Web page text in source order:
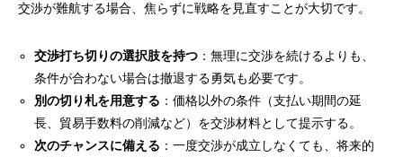
交渉が難航する場合、焦らずに戦略を見直すことが大切です。
交渉打ち切りの選択肢を持つ ：無理に交渉を続けるよりも、
条件が合わない場合は撤退する勇気も必要です。
別の切り札を用意する ：価格以外の条件（支払い期間の延
長、貿易手数料の削減など）を交渉材料として提示する。
次のチャンスに備える ：一度交渉が成立しなくても、将来的